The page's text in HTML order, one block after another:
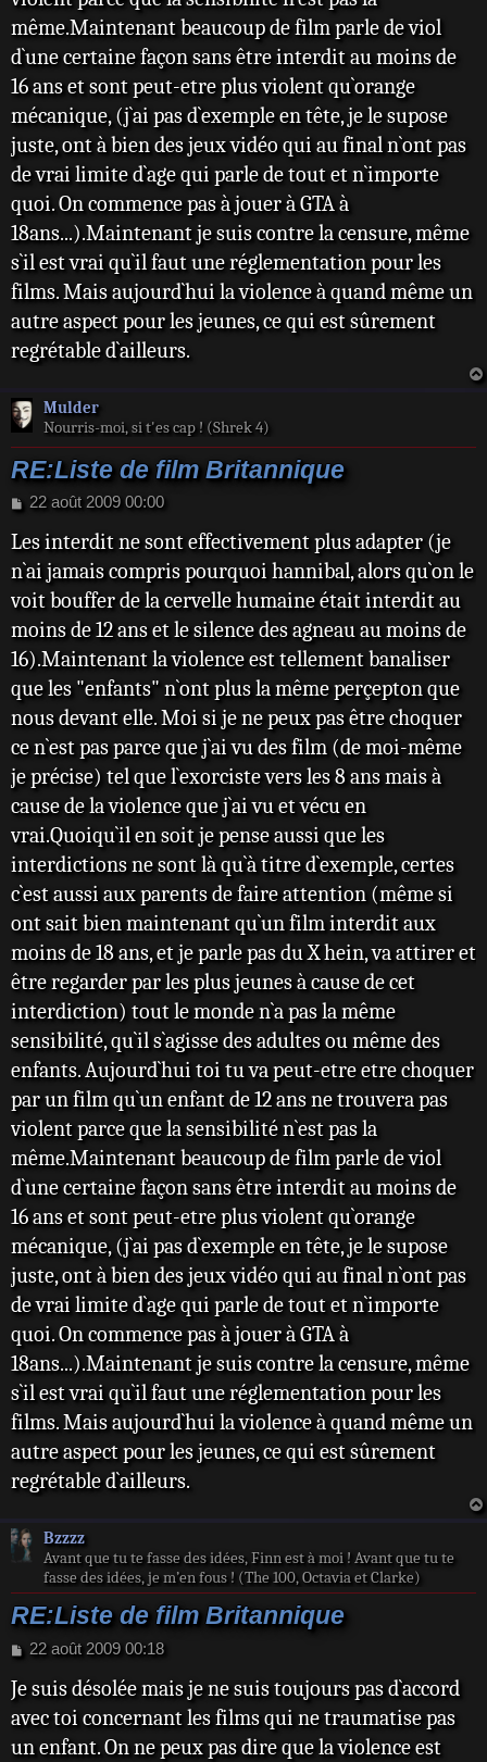
même.Maintenant beaucoup de film parle de viol
d`une certaine façon sans être interdit au moins de
16 ans et sont peut-etre plus violent qu`orange
mécanique, (j`ai pas d`exemple en tête, je le supose
juste, ont à bien des jeux vidéo qui au final n`ont pas
de vrai limite d`age qui parle de tout et n`importe
quoi. On commence pas à jouer à GTA à
18ans...).Maintenant je suis contre la censure, même
s`il est vrai qu`il faut une réglementation pour les
films. Mais aujourd`hui la violence à quand même un
autre aspect pour les jeunes, ce qui est sûrement
regrétable d`ailleurs.
Mulder
Nourris-moi, si t'es cap ! (Shrek 4)
RE:Liste de film Britannique
M
s
s
a
g
22 août 2009 00:00
Les interdit ne sont effectivement plus adapter (je
n`ai jamais compris pourquoi hannibal, alors qu`on le
voit bouffer de la cervelle humaine était interdit au
moins de 12 ans et le silence des agneau au moins de
16).Maintenant la violence est tellement banaliser
que les "enfants" n`ont plus la même perçepton que
nous devant elle. Moi si je ne peux pas être choquer
ce n`est pas parce que j`ai vu des film (de moi-même
je précise) tel que l`exorciste vers les 8 ans mais à
cause de la violence que j`ai vu et vécu en
vrai.Quoiqu`il en soit je pense aussi que les
interdictions ne sont là qu`à titre d`exemple, certes
c`est aussi aux parents de faire attention (même si
ont sait bien maintenant qu`un film interdit aux
moins de 18 ans, et je parle pas du X hein, va attirer et
être regarder par les plus jeunes à cause de cet
interdiction) tout le monde n`a pas la même
sensibilité, qu`il s`agisse des adultes ou même des
enfants. Aujourd`hui toi tu va peut-etre etre choquer
par un film qu`un enfant de 12 ans ne trouvera pas
violent parce que la sensibilité n`est pas la
même.Maintenant beaucoup de film parle de viol
d`une certaine façon sans être interdit au moins de
16 ans et sont peut-etre plus violent qu`orange
mécanique, (j`ai pas d`exemple en tête, je le supose
juste, ont à bien des jeux vidéo qui au final n`ont pas
de vrai limite d`age qui parle de tout et n`importe
quoi. On commence pas à jouer à GTA à
18ans...).Maintenant je suis contre la censure, même
s`il est vrai qu`il faut une réglementation pour les
films. Mais aujourd`hui la violence à quand même un
autre aspect pour les jeunes, ce qui est sûrement
regrétable d`ailleurs.
Bzzzz
Avant que tu te fasse des idées, Finn est à moi ! Avant que tu te
fasse des idées, je m’en fous ! (The 100, Octavia et Clarke)
RE:Liste de film Britannique
M
s
a
g
22 août 2009 00:18
Je suis désolée mais je ne suis toujours pas d`accord
avec toi concernant les films qui ne traumatise pas
un enfant. On ne peux pas dire que la violence est